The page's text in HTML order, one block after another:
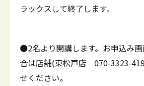
ラックスして終了します。
●2名より開講します。お申込み
合は店舗(東松戸店 070-3323-
せください。